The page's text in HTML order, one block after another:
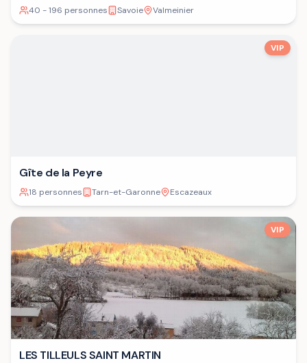
40 - 196 personnes
Savoie Valmeinier
VIP
Gîte de la Peyre
18 personnes Tarn-et-Garonne Escazeaux
VIP
LES TILLEULS SAINT MARTIN